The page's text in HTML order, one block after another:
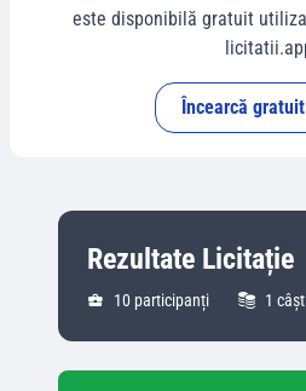
este disponibilă gratuit
Încearcă
Rezultate Licitație
10 participanți 1